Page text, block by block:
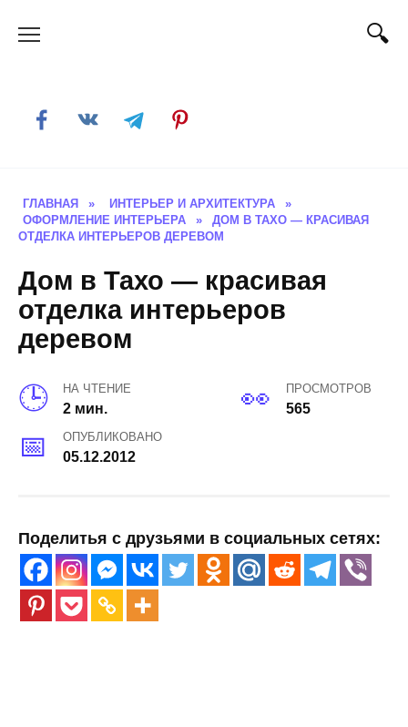
ГЛАВНАЯ » ИНТЕРЬЕР И АРХИТЕКТУРА
»
ОФОРМЛЕНИЕ ИНТЕРЬЕРА
»
ДОМ В ТАХО — КРАСИВАЯ
ОТДЕЛКА ИНТЕРЬЕРОВ ДЕРЕВОМ
Дом в Тахо — красивая
отделка интерьеров
деревом
НА ЧТЕНИЕ
2 мин.
ПРОСМОТРОВ
565
ОПУБЛИКОВАНО
05.12.2012
Поделитья с друзьями в социальных сетях: